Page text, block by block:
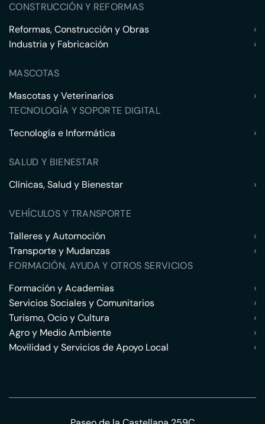
CONSTRUCCIÓN Y REFORMAS
Reformas, Construcción y Obras
›
Industria y Fabricación
›
MASCOTAS
Mascotas y Veterinarios
›
TECNOLOGÍA Y SOPORTE DIGITAL
Tecnología e Informática
›
SALUD Y BIENESTAR
Clínicas, Salud y Bienestar
›
VEHÍCULOS Y TRANSPORTE
Talleres y Automoción
›
Transporte y Mudanzas
›
FORMACIÓN, AYUDA Y OTROS SERVICIOS
Formación y Academias
›
Servicios Sociales y Comunitarios
›
Turismo, Ocio y Cultura
›
Agro y Medio Ambiente
›
Movilidad y Servicios de Apoyo Local
›